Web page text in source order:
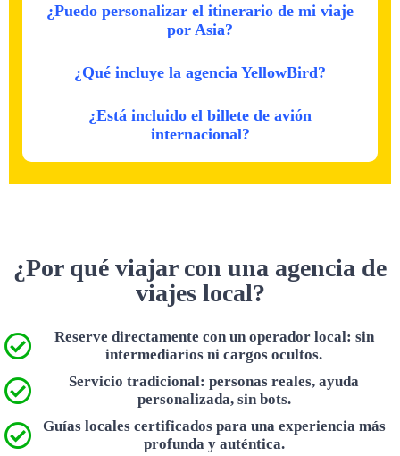
¿Puedo personalizar el itinerario de mi viaje
por Asia?
¿Qué incluye la agencia YellowBird?
¿Está incluido el billete de avión
internacional?
¿Por qué viajar con una agencia de
viajes local?
Reserve directamente con un operador local: sin
intermediarios ni cargos ocultos.
Servicio tradicional: personas reales, ayuda
personalizada, sin bots.
Guías locales certificados para una experiencia más
profunda y auténtica.